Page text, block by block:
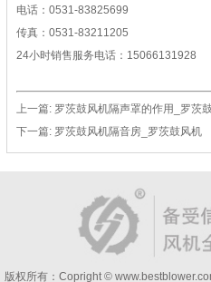
电话：0531-83825699
传真：0531-83211205
24小时销售服务电话：15066131928
上一篇: 罗茨鼓风机隔声罩的作用_罗茨
下一篇: 罗茨鼓风机隔音房_罗茨鼓风机
版权所有：Copright ©